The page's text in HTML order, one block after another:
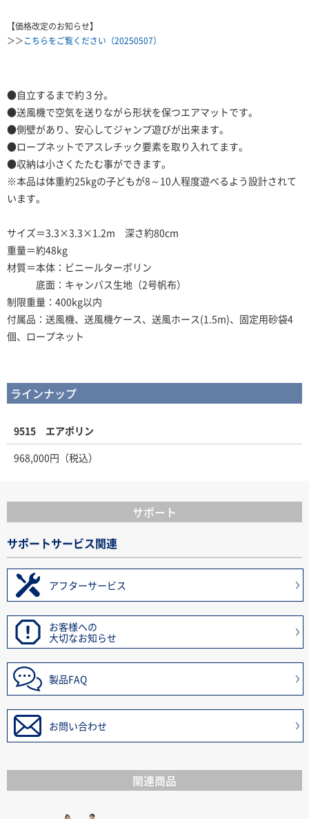
【価格改定のお知らせ】
＞＞こちらをご覧ください（20250507）
●自立するまで約３分。
●送風機で空気を送りながら形状を保つエアマットです。
●側壁があり、安心してジャンプ遊びが出来ます。
●ロープネットでアスレチック要素を取り入れてます。
●収納は小さくたたむ事ができます。
※本品は体重約25kgの子どもが8～10人程度遊べるよう設計されて
います。
サイズ＝3.3×3.3×1.2m 深さ約80cm
重量＝約48kg
材質＝本体：ビニールターポリン
底面：キャンバス生地（2号帆布）
制限重量：400kg以内
付属品：送風機、送風機ケース、送風ホース(1.5m)、固定用砂袋4
個、ロープネット
ラインナップ
9515 エアポリン
968,000円（税込）
サポート
サポートサービス関連
アフターサービス
お客様への
大切なお知らせ
製品FAQ
お問い合わせ
関連商品